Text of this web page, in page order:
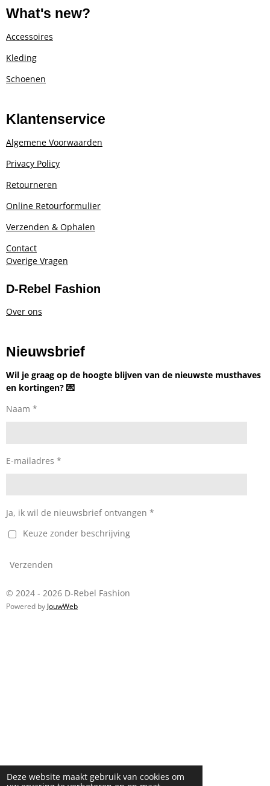
Deze website maakt gebruik van cookies om
r
n
t
a
g
a
e
b
o
What's new?
Accessoires
Kleding
Schoenen
Klantenservice
Algemene Voorwaarden
Privacy Policy
Retourneren
Online Retourformulier
Verzenden & Ophalen
Contact
Overige Vragen
D-Rebel Fashion
Over ons
Nieuwsbrief
Wil je graag op de hoogte blijven van de nieuwste musthaves
en kortingen? 💌
Naam *
E-mailadres *
Ja, ik wil de nieuwsbrief ontvangen *
Keuze zonder beschrijving
Verzenden
© 2024 - 2026 D-Rebel Fashion
Powered by JouwWeb